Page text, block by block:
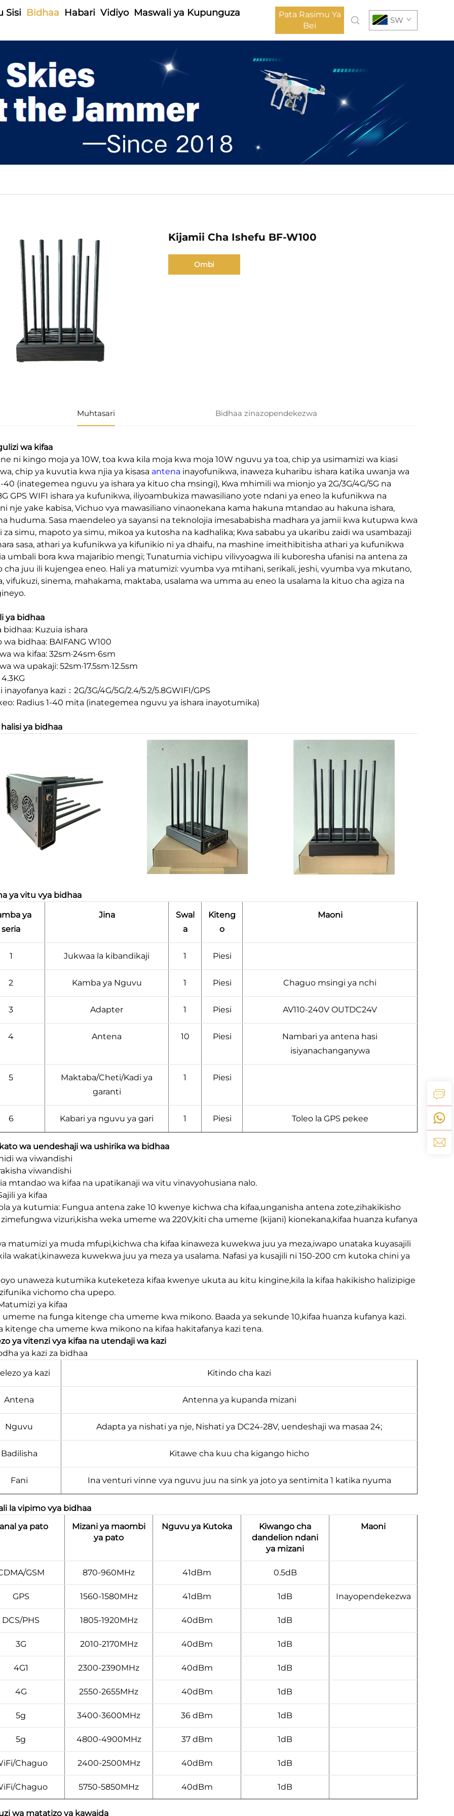
Sisi Bidhaa Habari Vidiyo Maswali ya Kupunguza
Pata Rasimu Ya
Bei
SW
Kijamii Cha Ishefu BF-W100
Ombi
Muhtasari Bidhaa zinazopendekezwa
wa kifaa
ni kingo moja ya 10W, toa kwa kila moja kwa moja 10W nguvu ya toa, chip ya usimamizi wa kiasi
chip ya kuvutia kwa njia ya kisasa antena inayofunikwa, inaweza kuharibu ishara katika uwanja wa
40 (inategemea nguvu ya ishara ya kituo cha msingi), Kwa mhimili wa mionjo ya 2G/3G/4G/5G na
GPS WIFI ishara ya kufunikwa, iliyoambukiza mawasiliano yote ndani ya eneo la kufunikwa na
nje yake kabisa, Vichuo vya mawasiliano vinaonekana kama hakuna mtandao au hakuna ishara,
huduma. Sasa maendeleo ya sayansi na teknolojia imesababisha madhara ya jamii kwa kutupwa kwa
za simu, mapoto ya simu, mikoa ya kutosha na kadhalika; Kwa sababu ya ukaribu zaidi wa usambazaji
sasa, athari ya kufunikwa ya kifunikio ni ya dhaifu, na mashine imeithibitisha athari ya kufunikwa
umbali bora kwa majaribio mengi; Tunatumia vichipu vilivyoagwa ili kuboresha ufanisi na antena za
cha juu ili kujengea eneo. Hali ya matumizi: vyumba vya mtihani, serikali, jeshi, vyumba vya mkutano,
vifukuzi, sinema, mahakama, maktaba, usalama wa umma au eneo la usalama la kituo cha agiza na
ya bidhaa
bidhaa: Kuzuia ishara
wa bidhaa: BAIFANG W100
wa kifaa: 32sm·24sm·6sm
wa upakaji: 52sm·17.5sm·12.5sm
inayofanya kazi：2G/3G/4G/5G/2.4/5.2/5.8GWIFI/GPS
Radius 1-40 mita (inategemea nguvu ya ishara inayotumika)
ya bidhaa
ya vitu vya bidhaa
ya
seria
Jina
Swal
a
Kiteng
o
Maoni
1 Jukwaa la kibandikaji 1 Piesi
2 Kamba ya Nguvu 1 Piesi Chaguo msingi ya nchi
3 Adapter 1 Piesi AV110-240V OUTDC24V
4 Antena 10 Piesi
Nambari ya antena hasi
isiyanachanganywa
5
Maktaba/Cheti/Kadi ya
garanti
1 Piesi
6 Kabari ya nguvu ya gari 1 Piesi Toleo la GPS pekee
wa uendeshaji wa ushirika wa bidhaa
wa viwandishi
viwandishi
mtandao wa kifaa na upatikanaji wa vitu vinavyohusiana nalo.
ya kifaa
ya kutumia: Fungua antena zake 10 kwenye kichwa cha kifaa,unganisha antena zote,zihakikisho
vizuri,kisha weka umeme wa 220V,kiti cha umeme (kijani) kionekana,kifaa huanza kufanya
matumizi ya muda mfupi,kichwa cha kifaa kinaweza kuwekwa juu ya meza,iwapo unataka kuyasajili
wakati,kinaweza kuwekwa juu ya meza ya usalama. Nafasi ya kusajili ni 150-200 cm kutoka chini ya
unaweza kutumika kuteketeza kifaa kwenye ukuta au kitu kingine,kila la kifaa hakikisho halizipige
vichomo cha upepo.
ya kifaa
umeme na funga kitenge cha umeme kwa mikono. Baada ya sekunde 10,kifaa huanza kufanya kazi.
kitenge cha umeme kwa mikono na kifaa hakitafanya kazi tena.
ya vitenzi vya kifaa na utendaji wa kazi
ya kazi za bidhaa
ya kazi Kitindo cha kazi
Antena Antenna ya kupanda mizani
Nguvu Adapta ya nishati ya nje, Nishati ya DC24-28V, uendeshaji wa masaa 24;
Badilisha Kitawe cha kuu cha kigango hicho
Fani Ina venturi vinne vya nguvu juu na sink ya joto ya sentimita 1 katika nyuma
la vipimo vya bidhaa
ya pato
Mizani ya maombi
ya pato
Nguvu ya Kutoka
Kiwango cha
dandelion ndani
ya mizani
Maoni
GSM 870-960MHz 41dBm 0.5dB
GPS 1560-1580MHz 41dBm 1dB Inayopendekezwa
DCS/PHS 1805-1920MHz 40dBm 1dB
3G 2010-2170MHz 40dBm 1dB
4G1 2300-2390MHz 40dBm 1dB
4G 2550-2655MHz 40dBm 1dB
5g 3400-3600MHz 36 dBm 1dB
5g 4800-4900MHz 37 dBm 1dB
Chaguo 2400-2500MHz 40dBm 1dB
Chaguo 5750-5850MHz 40dBm 1dB
wa matatizo ya kawaida